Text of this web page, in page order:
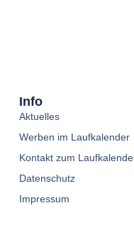
Info
Aktuelles
Werben im Laufkalender
Kontakt zum
Datenschutz
Impressum